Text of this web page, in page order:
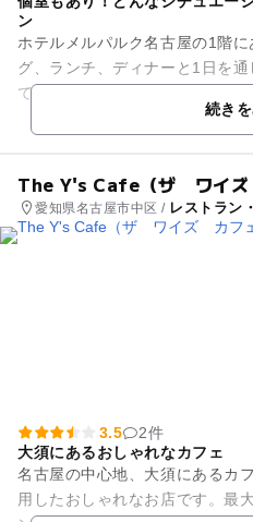
ン
ホテルメルパルク名古屋の1階
グ、ランチ、ディナーと1日を
ています。モーニングとランチ
きなものをお好きなだけ召し上
続き
The Y's Cafe（ザ ワイズ
愛知県名古屋市中区 / レストラン
3.5
2件
大須にあるおしゃれなカフェ
名古屋の中心地、大須にあるカ
用したおしゃれなお店です。最